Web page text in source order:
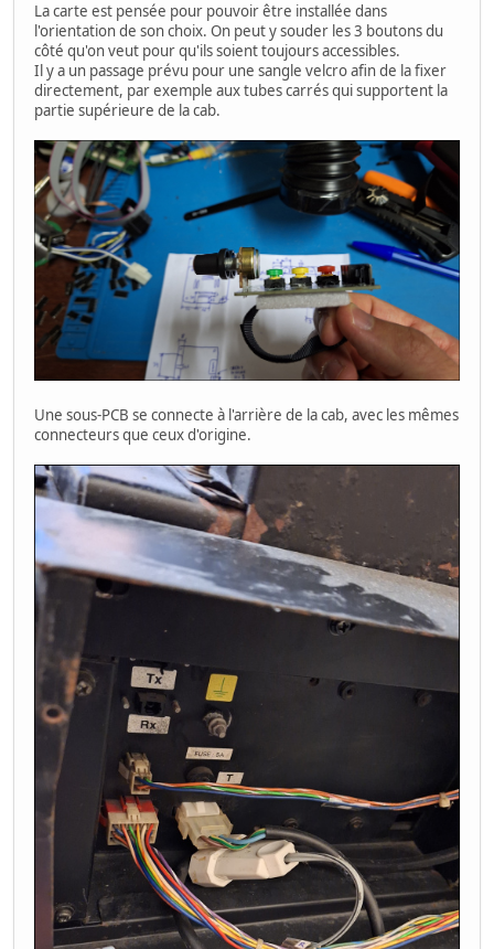
La carte est pensée pour pouvoir être installée dans
l'orientation de son choix. On peut y souder les 3 boutons du
côté qu'on veut pour qu'ils soient toujours accessibles.
Il y a un passage prévu pour une sangle velcro afin de la fixer
directement, par exemple aux tubes carrés qui supportent la
partie supérieure de la cab.
Une sous-PCB se connecte à l'arrière de la cab, avec les mêmes
connecteurs que ceux d'origine.